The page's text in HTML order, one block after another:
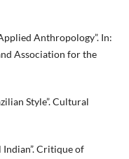
Anthropology”. In:
Association for the
Style”. Cultural
Indian”. Critique of